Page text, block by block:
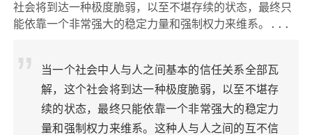
社会将到达一种极度脆弱，以至不堪存续的状态，最终只
能依靠一个非常强大的稳定力量和强制权力来维系。...
当一个社会中人与人之间基本的信任关系全部瓦
解，这个社会将到达一种极度脆弱，以至不堪存
续的状态，最终只能依靠一个非常强大的稳定力
量和强制权力来维系。这种人与人之间的互不信